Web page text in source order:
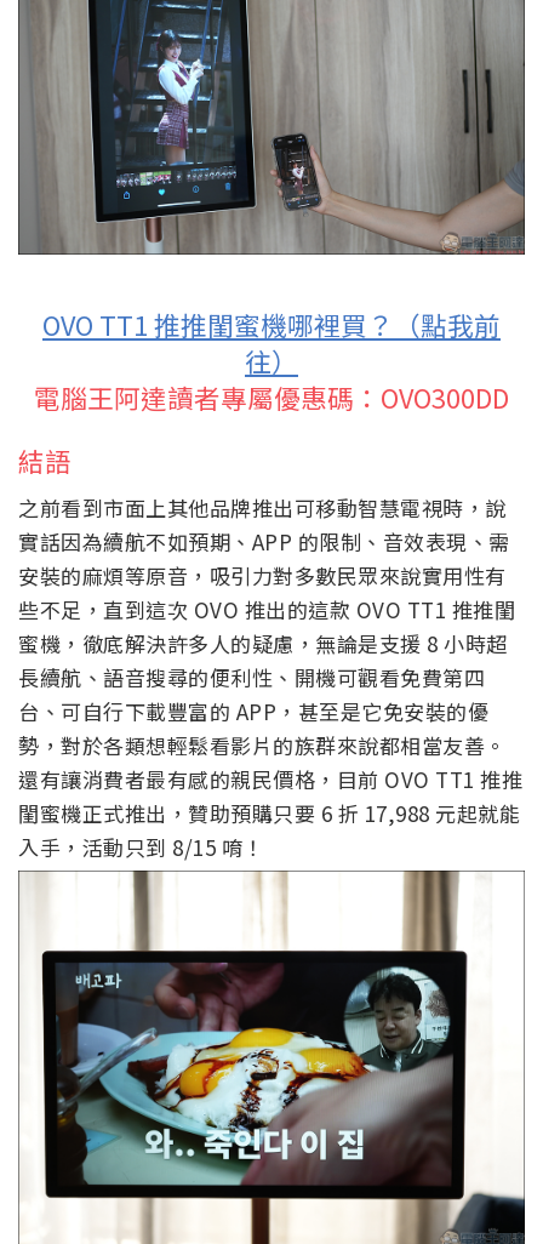
OVO TT1 推推閨蜜機哪裡買？（點我前
往）
電腦王阿達讀者專屬優惠碼：OVO300DD
結語
之前看到市面上其他品牌推出可移動智慧電視時，說
實話因為續航不如預期、APP 的限制、音效表現、需
安裝的麻煩等原音，吸引力對多數民眾來說實用性有
些不足，直到這次 OVO 推出的這款 OVO TT1 推推閨
蜜機，徹底解決許多人的疑慮，無論是支援 8 小時超
長續航、語音搜尋的便利性、開機可觀看免費第四
台、可自行下載豐富的 APP，甚至是它免安裝的優
勢，對於各類想輕鬆看影片的族群來說都相當友善。
還有讓消費者最有感的親民價格，目前 OVO TT1 推推
閨蜜機正式推出，贊助預購只要 6 折 17,988 元起就能
入手，活動只到 8/15 唷！